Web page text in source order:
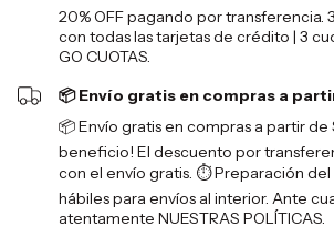
20% OFF pagando por transferencia.
con todas las tarjetas de crédito | 3
GO CUOTAS.
📦 Envío gratis en compras a
📦 Envío gratis en compras a partir de
beneficio! El descuento por
con el envío gratis. ⏱️ Preparación del
hábiles para envíos al interior. Ante
atentamente NUESTRAS POLÍTICAS.